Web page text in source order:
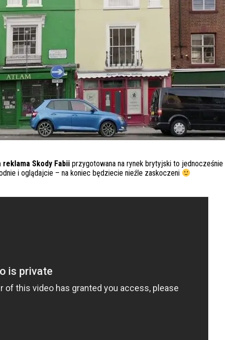
reklama Skody Fabii przygotowana na rynek brytyjski to jednocześnie
i oglądajcie – na koniec będziecie nieźle zaskoczeni